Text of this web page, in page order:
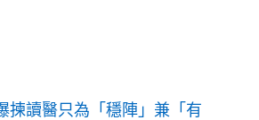
揀讀醫只為「穩陣」兼「有